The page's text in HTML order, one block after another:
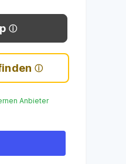
Anbieter